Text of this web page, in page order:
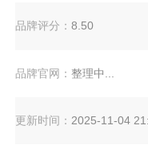
品牌评分：8.50
品牌官网：整理中...
更新时间： 2025-11-04